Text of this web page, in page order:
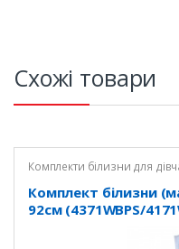
Схожі товари
Комплекти білизни для
Комплект білизни
92см (4371WBPS/